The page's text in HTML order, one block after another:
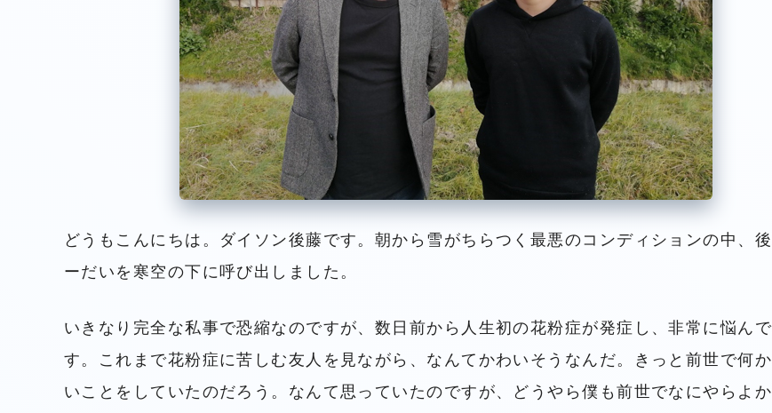
どうもこんにちは。ダイソン後藤です。朝から雪がちらつく最悪のコンディションの中、
ーだいを寒空の下に呼び出しました。
いきなり完全な私事で恐縮なのですが、数日前から人生初の花粉症が発症し、非常に悩んで
す。これまで花粉症に苦しむ友人を見ながら、なんてかわいそうなんだ。きっと前世で何
いことをしていたのだろう。なんて思っていたのですが、どうやら僕も前世でなにやらよか